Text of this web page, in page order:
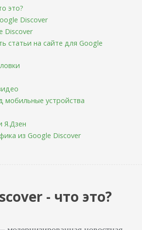
это?
Discover
Discover
статьи на сайте для Google
мобильные устройства
Я.Дзен
из Google Discover
- что это?